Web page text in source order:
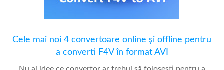
Cele mai noi 4 convertoare online și offline pentru
a converti F4V în format AVI